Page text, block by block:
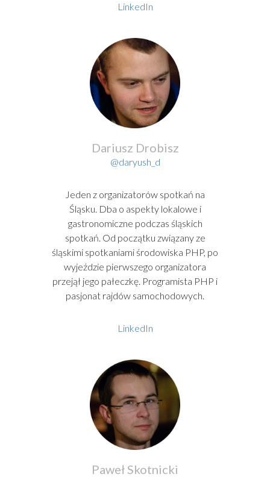
LinkedIn
Dariusz Drobisz
@daryush_d
Jeden z organizatorów spotkań na
Śląsku. Dba o aspekty lokalowe i
gastronomiczne podczas śląskich
spotkań. Od początku związany ze
śląskimi spotkaniami środowiska PHP, po
wyjeździe pierwszego organizatora
przejął jego pałeczkę. Programista PHP i
pasjonat rajdów samochodowych.
LinkedIn
Paweł Skotnicki